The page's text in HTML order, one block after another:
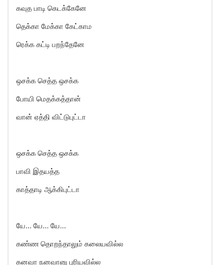
கவுத பாடி கெடக்கேனே
தெக்கா மேக்கா கேட்காம
ரெக்க கட்டி பறந்தேனே
ஒசக்க செத்த ஒசக்க
போயி மெதக்கத்தான்
வான் ஏத்தி விட்டுபுட்டா
ஒசக்க செத்த ஒசக்க
பாவி இதயத்த
காத்தாடி ஆக்கிபுட்டா
யே… யே… யே…
கண்ண தொறந்தாலும் கலையவில்ல
கனவா நனவானு புரியவில்ல